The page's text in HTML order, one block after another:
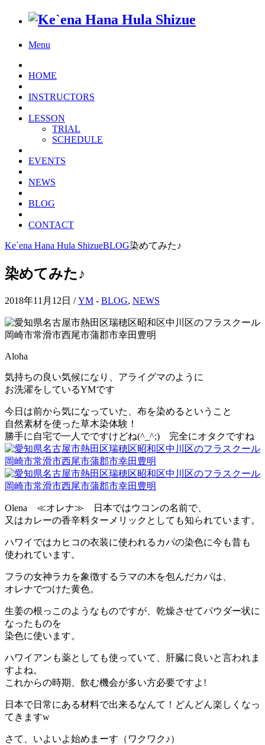
Menu
HOME
INSTRUCTORS
LESSON
TRIAL
SCHEDULE
EVENTS
NEWS
BLOG
CONTACT
Ke`ena Hana Hula ShizueBLOG染めてみた♪
染めてみた♪
2018年11月12日 /YM - BLOG, NEWS
Aloha
気持ちの良い気候になり、アライグマのように
お洗濯をしているYMです
今日は前から気になっていた、布を染めるということ
自然素材を使った草木染体験！
勝手に自宅で一人でですけどね(^_^;) 完全にオタクですね
Olena ≪オレナ≫ 日本ではウコンの名前で、
又はカレーの香辛料ターメリックとしても知られています。
ハワイではカヒコの衣装に使われるカパの染色に今も昔も
使われています。
フラの女神ラカを象徴するラマの木を包んだカパは、
オレナでつけた黄色。
生姜の根っこのようなものですが、乾燥させてパウダー状に
なったものを
染色に使います。
ハワイアンも薬としても使っていて、肝臓に良いと言われま
すよね。
これからの時期、飲む機会が多い方必要ですよ!
日本で日常にある材料で出来るなんて！どんどん楽しくなっ
てきますw
さて、いよいよ始めまーす（ワクワク♪）